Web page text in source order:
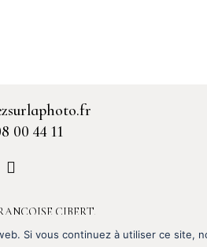
00 44 11
CIBERT.
Fluffy Design
Si vous continuez à utiliser ce site,